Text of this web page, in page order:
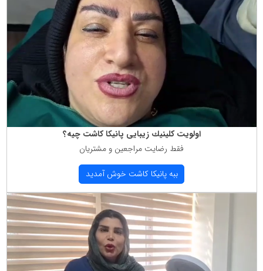
اولویت كلینیك زیبایی پانیكا كاشت چیه؟
فقط رضایت مراجعین و مشتریان
ببه پانیكا كاشت خوش آمدید